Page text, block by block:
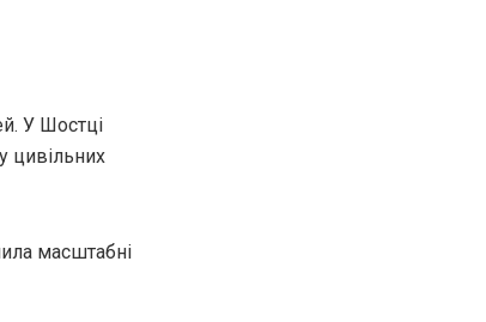
У Шостці
цивільних
масштабні